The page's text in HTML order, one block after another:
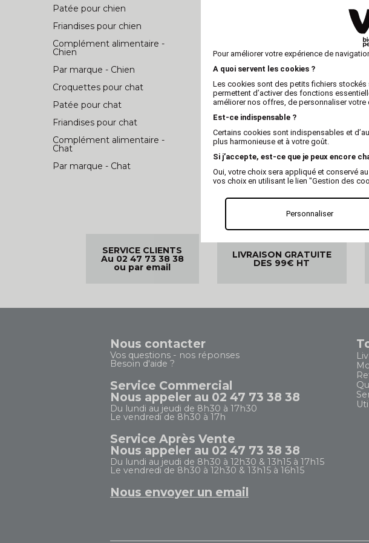
Patée pour chien
Friandises pour chien
Complément alimentaire -
Chien
Par marque - Chien
Croquettes pour chat
Patée pour chat
Friandises pour chat
Complément alimentaire -
Chat
Par marque - Chat
SERVICE CLIENTS
Au 02 47 73 38 38
ou par email
LIVRAISON GRATUITE
DES 99€ HT
Nous contacter
Vos questions - nos réponses
Besoin d'aide ?
Service Commercial
Nous appeler au 02 47 73 38 38
Du lundi au jeudi de 8h30 à 17h30
Le vendredi de 8h30 à 17h
Service Après Vente
Nous appeler au 02 47 73 38 38
Du lundi au jeudi de 8h30 à 12h30 & 13h15 à 17h15
Le vendredi de 8h30 à 12h30 & 13h15 à 16h15
Nous envoyer un email
Pour améliorer votre expérience de
A quoi servent les cookies ?
Les cookies sont des petits fichiers
permettent d’activer des fonctions
améliorer nos offres, de personnaliser votre
Est-ce indispensable ?
Certains cookies sont indispensables et
plus harmonieuse et à votre goût.
Si j’accepte, est-ce que je peux encore
Oui, votre choix sera appliqué et conservé
vos choix en utilisant le lien "Gestion des
Personnaliser